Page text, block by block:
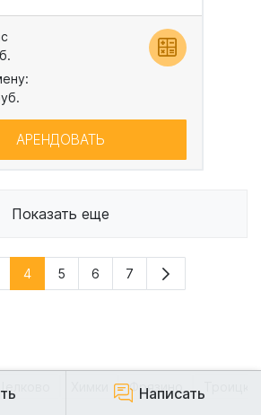
АРЕНДОВАТЬ
Показать еще
4 5 6 7
Фрязино
Написать